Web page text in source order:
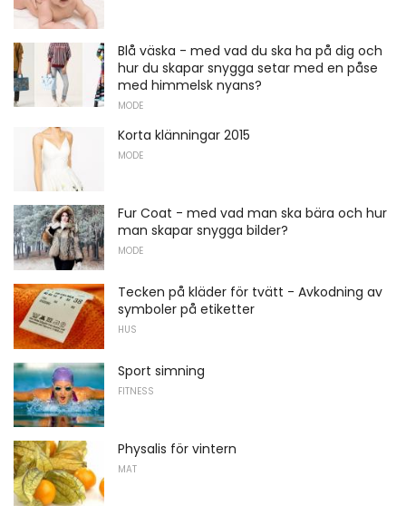
Blå väska - med vad du ska ha på dig och
hur du skapar snygga setar med en påse
med himmelsk nyans?
MODE
Korta klänningar 2015
MODE
Fur Coat - med vad man ska bära och hur
man skapar snygga bilder?
MODE
Tecken på kläder för tvätt - Avkodning av
symboler på etiketter
HUS
Sport simning
FITNESS
Physalis för vintern
MAT